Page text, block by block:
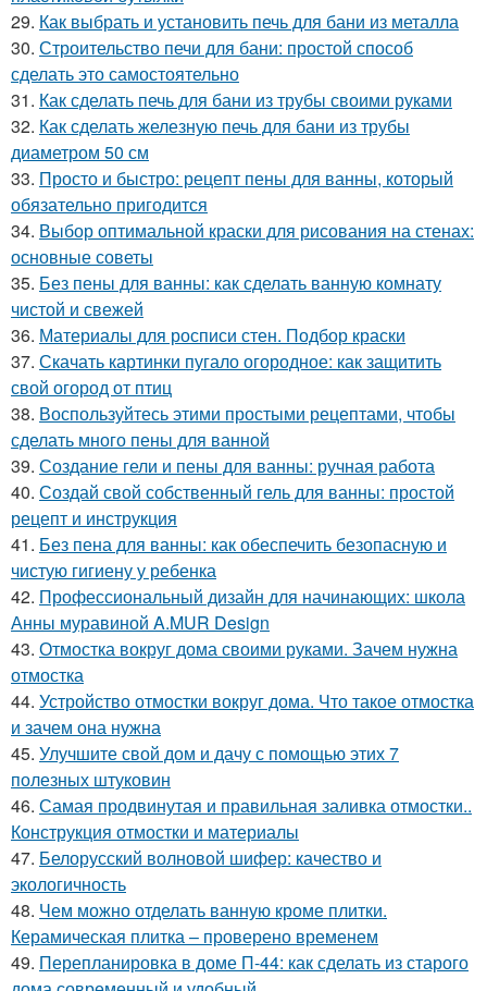
29. Как выбрать и установить печь для бани из металла
30. Строительство печи для бани: простой способ
сделать это самостоятельно
31. Как сделать печь для бани из трубы своими руками
32. Как сделать железную печь для бани из трубы
диаметром 50 см
33. Просто и быстро: рецепт пены для ванны, который
обязательно пригодится
34. Выбор оптимальной краски для рисования на стенах:
основные советы
35. Без пены для ванны: как сделать ванную комнату
чистой и свежей
36. Материалы для росписи стен. Подбор краски
37. Скачать картинки пугало огородное: как защитить
свой огород от птиц
38. Воспользуйтесь этими простыми рецептами, чтобы
сделать много пены для ванной
39. Создание гели и пены для ванны: ручная работа
40. Создай свой собственный гель для ванны: простой
рецепт и инструкция
41. Без пена для ванны: как обеспечить безопасную и
чистую гигиену у ребенка
42. Профессиональный дизайн для начинающих: школа
Анны муравиной A.MUR Design
43. Отмостка вокруг дома своими руками. Зачем нужна
отмостка
44. Устройство отмостки вокруг дома. Что такое отмостка
и зачем она нужна
45. Улучшите свой дом и дачу с помощью этих 7
полезных штуковин
46. Самая продвинутая и правильная заливка отмостки..
Конструкция отмостки и материалы
47. Белорусский волновой шифер: качество и
экологичность
48. Чем можно отделать ванную кроме плитки.
Керамическая плитка – проверено временем
49. Перепланировка в доме П-44: как сделать из старого